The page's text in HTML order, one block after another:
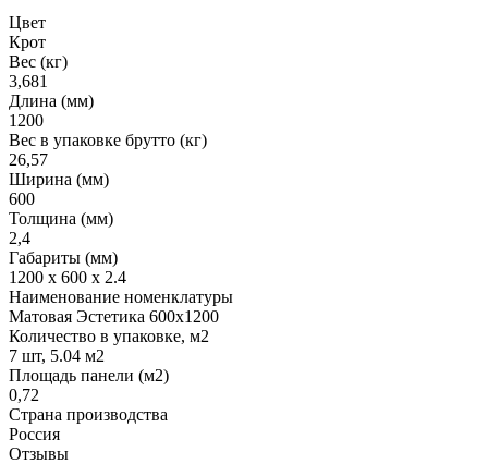
Цвет
Крот
Вес (кг)
3,681
Длина (мм)
1200
Вес в упаковке брутто (кг)
26,57
Ширина (мм)
600
Толщина (мм)
2,4
Габариты (мм)
1200 x 600 x 2.4
Наименование номенклатуры
Матовая Эстетика 600x1200
Количество в упаковке, м2
7 шт, 5.04 м2
Площадь панели (м2)
0,72
Страна производства
Россия
Отзывы